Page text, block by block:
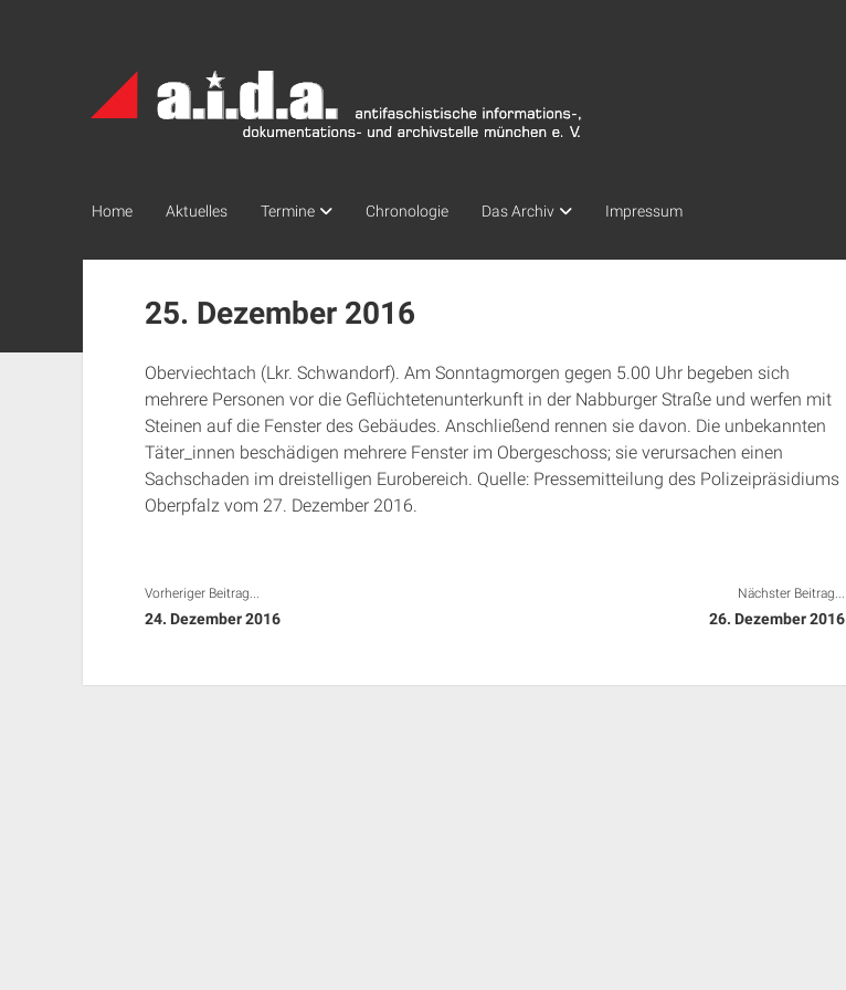
Archiv
München
Home Aktuelles Termine Chronologie Das Archiv Impressum
25. Dezember 2016
Oberviechtach (Lkr. Schwandorf). Am Sonntagmorgen gegen 5.00 Uhr begeben sich
mehrere Personen vor die Geflüchtetenunterkunft in der Nabburger Straße und werfen mit
Steinen auf die Fenster des Gebäudes. Anschließend rennen sie davon. Die unbekannten
Täter_innen beschädigen mehrere Fenster im Obergeschoss; sie verursachen einen
Sachschaden im dreistelligen Eurobereich. Quelle: Pressemitteilung des Polizeipräsidiums
Oberpfalz vom 27. Dezember 2016.
Vorheriger Beitrag...
24. Dezember 2016
Nächster Beitrag...
26. Dezember 2016